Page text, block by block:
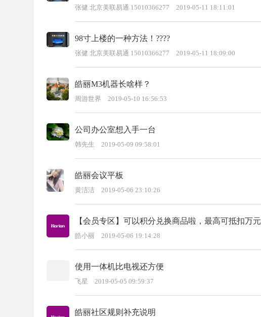
张健 北京美联易通 15010366277 2019-05-11 18:11:01
98寸上楼的一种方法！????
张健 北京美联易通 15010366277 2019-05-11 18:09:00
皓丽M3机器长啥样？
周游世界 2019-05-10 16:56:53
公司办公室想入手一台
韩先生 2019-05-09 09:58:01
皓丽会议平板
黄洁洁 2019-05-06 23:10:26
【会员专区】可以积分兑换商品啦，最高可抵扣万元
皓小丽 2019-05-06 19:14:28
使用一体机比电视还方便
飞星 2019-05-05 09:59:37
皓丽社区规则补充说明